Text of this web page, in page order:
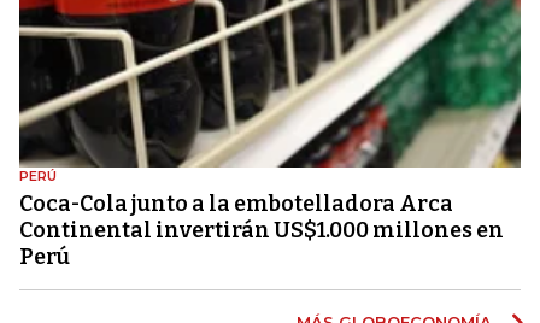
PERÚ
Coca-Cola junto a la embotelladora Arca
Continental invertirán US$1.000 millones en
Perú